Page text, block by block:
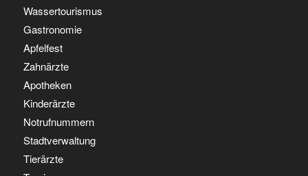
Wassertourismus
Gastronomie
Apfelfest
Zahnärzte
Apotheken
Kinderärzte
Notrufnummern
Stadtverwaltung
Tierärzte